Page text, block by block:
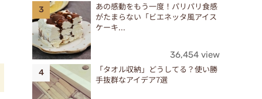
あの感動をもう一度！パリパリ食感
がたまらない「ビエネッタ風アイス
ケーキ...
36,454 view
「タオル収納」どうしてる？使い勝
手抜群なアイデア7選